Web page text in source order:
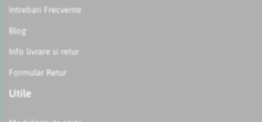
Intrebari Frecvente
Blog
Info livrare si retur
Formular Retur
Utile